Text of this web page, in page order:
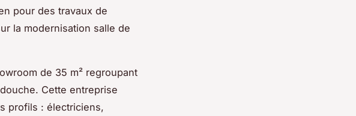
pour des travaux de
la modernisation salle de
de 35 m² regroupant
Cette entreprise
profils : électriciens,